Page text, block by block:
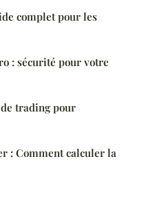
complet pour les
: sécurité pour votre
trading pour
: Comment calculer la